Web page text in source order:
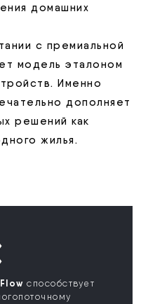
домашних
с премиальной
модель эталоном
Именно
дополняет
решений как
жилья.
способствует